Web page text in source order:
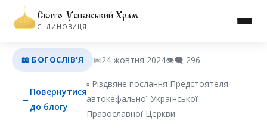
Свято-Успенський Храм
С. ЛИНОВИЦЯ
📖 БОГОСЛІВ'Я 📅24 жовтня 2024👁️‍🗨️ 296
←
Повернутися
до блогу
▫︎ Різдвяне послання Предстоятеля
автокефальної Української
Православної Церкви